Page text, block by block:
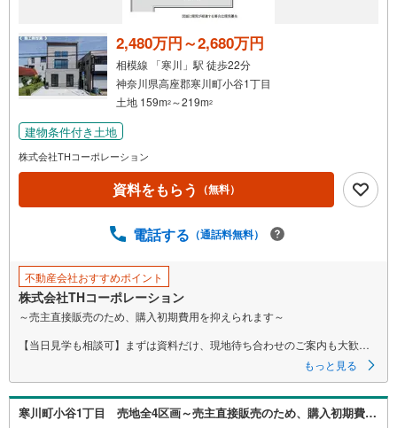
る
・
条
件
マ
イ
ペ
ジ
存
す
2,480万円～2,680万円
相模線 「寒川」駅 徒歩22分
神奈川県高座郡寒川町小谷1丁目
土地 159m2 ～219m2
建物条件付き土地
株式会社THコーポレーション
資料をもらう （無料）
電話する （通話料無料）
不動産会社おすすめポイント
株式会社THコーポレーション
～売主直接販売のため、購入初期費用を抑えられます～
【当日見学も相談可】まずは資料だけ、現地待ち合わせのご案内も大歓迎
▼ 弊社売主・限定物件も多数あり ▼
・エリア特化の豊富な実績！自社物件も多数取扱あり
・地域密着の豊富な情報量で住まい探しをサポート！
もっと見る
寒川町小谷1丁目 売地全4区画～売主直接販売のため、購入初期費用を抑えられます～